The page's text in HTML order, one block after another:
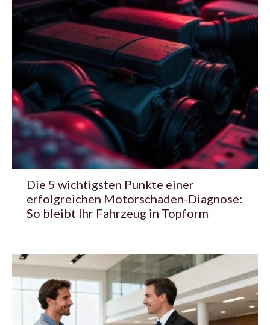
Die 5 wichtigsten Punkte einer
erfolgreichen Motorschaden-Diagnose:
So bleibt Ihr Fahrzeug in Topform